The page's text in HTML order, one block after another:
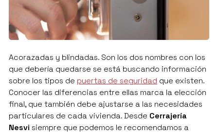
Acorazadas y blindadas. Son los dos nombres con los
que debería quedarse se está buscando información
sobre los tipos de puertas de seguridad que existen.
Conocer las diferencias entre ellas marca la elección
final, que también debe ajustarse a las necesidades
particulares de cada vivienda. Desde Cerrajería
Nesvi siempre que podemos le recomendamos a